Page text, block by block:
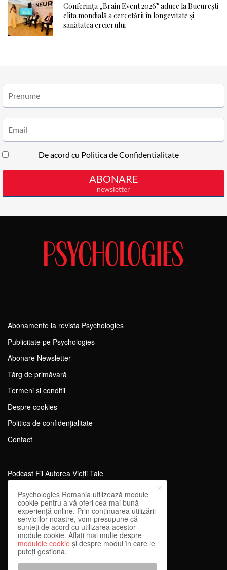
Conferința „Brain Event 2026” aduce la București
elita mondială a cercetării în longevitate și
sănătatea creierului
Abonamente la revista Psychologies
Publicitate pe Psychologies
Abonare Newsletter
Tărg de primăvară
Termeni si conditii
Despre cookies
Politica de confidențialitate
Contact
Podcast Fii Autorea Vieții Tale
Evenimente Fii Autoarea Vieții Tale!
SportEdu
Antrenament Mental pentru Sportivi
Learning Network
WEnough
Psychologies Romania utilizează module
cookie pentru a vă oferi cea mai bună
experiență online. Prin continuarea utilizării
serviciilor noastre, vom presupune că
sunteți de acord cu utilizarea acestor
module cookie. Aflați mai multe despre
modulele cookie și despre modul în care le
puteți gestiona.